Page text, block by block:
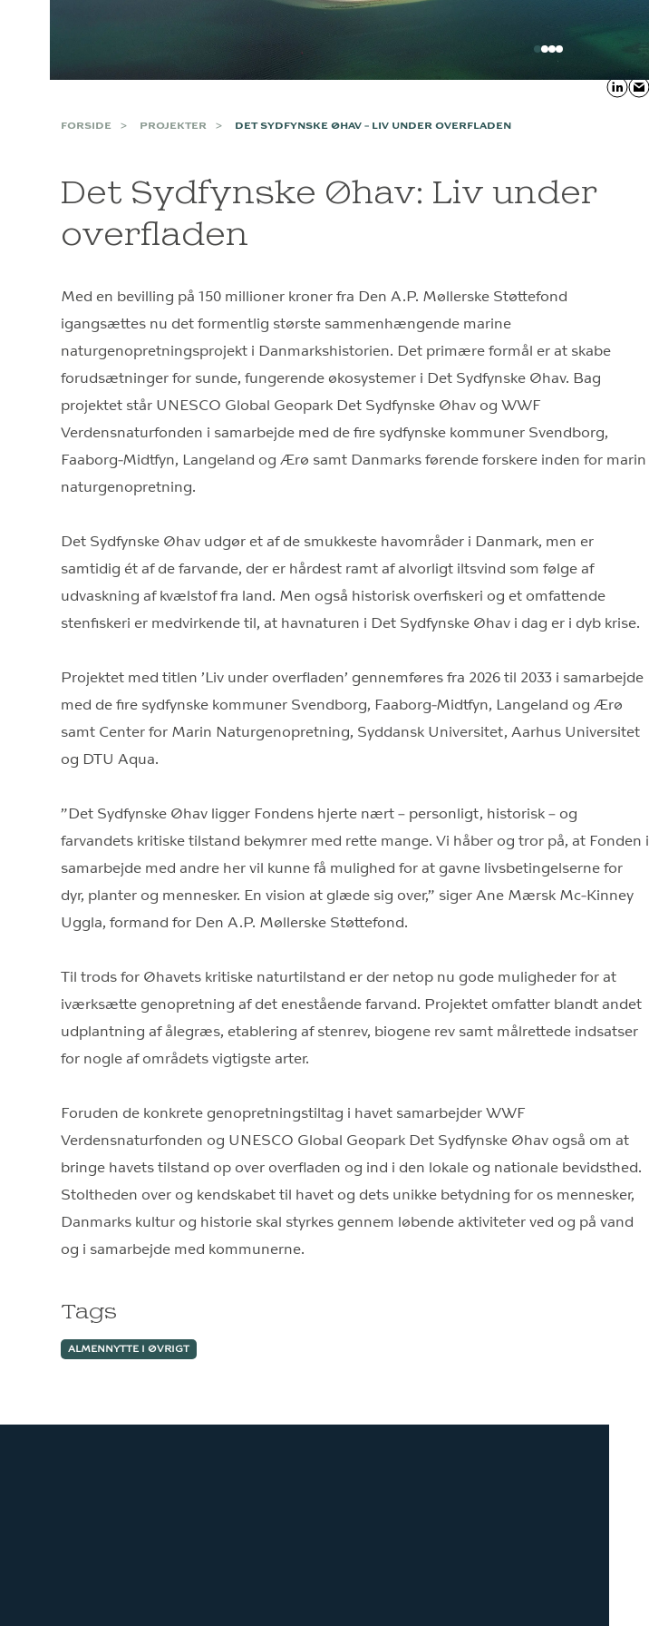
FORSIDE PROJEKTER DET SYDFYNSKE ØHAV – LIV UNDER OVERFLADEN
Det Sydfynske Øhav: Liv under
overfladen
Med en bevilling på 150 millioner kroner fra Den A.P. Møllerske Støttefond
igangsættes nu det formentlig største sammenhængende marine
naturgenopretningsprojekt i Danmarkshistorien. Det primære formål er at skabe
forudsætninger for sunde, fungerende økosystemer i Det Sydfynske Øhav. Bag
projektet står UNESCO Global Geopark Det Sydfynske Øhav og WWF
Verdensnaturfonden i samarbejde med de fire sydfynske kommuner Svendborg,
Faaborg-Midtfyn, Langeland og Ærø samt Danmarks førende forskere inden for marin
naturgenopretning.
Det Sydfynske Øhav udgør et af de smukkeste havområder i Danmark, men er
samtidig ét af de farvande, der er hårdest ramt af alvorligt iltsvind som følge af
udvaskning af kvælstof fra land. Men også historisk overfiskeri og et omfattende
stenfiskeri er medvirkende til, at havnaturen i Det Sydfynske Øhav i dag er i dyb krise.
Projektet med titlen ’Liv under overfladen’ gennemføres fra 2026 til 2033 i samarbejde
med de fire sydfynske kommuner Svendborg, Faaborg-Midtfyn, Langeland og Ærø
samt Center for Marin Naturgenopretning, Syddansk Universitet, Aarhus Universitet
og DTU Aqua.
”Det Sydfynske Øhav ligger Fondens hjerte nært – personligt, historisk – og
farvandets kritiske tilstand bekymrer med rette mange. Vi håber og tror på, at Fonden i
samarbejde med andre her vil kunne få mulighed for at gavne livsbetingelserne for
dyr, planter og mennesker. En vision at glæde sig over,” siger Ane Mærsk Mc-Kinney
Uggla, formand for Den A.P. Møllerske Støttefond.
Til trods for Øhavets kritiske naturtilstand er der netop nu gode muligheder for at
iværksætte genopretning af det enestående farvand. Projektet omfatter blandt andet
udplantning af ålegræs, etablering af stenrev, biogene rev samt målrettede indsatser
for nogle af områdets vigtigste arter.
Foruden de konkrete genopretningstiltag i havet samarbejder WWF
Verdensnaturfonden og UNESCO Global Geopark Det Sydfynske Øhav også om at
bringe havets tilstand op over overfladen og ind i den lokale og nationale bevidsthed.
Stoltheden over og kendskabet til havet og dets unikke betydning for os mennesker,
Danmarks kultur og historie skal styrkes gennem løbende aktiviteter ved og på vand
og i samarbejde med kommunerne.
Tags
ALMENNYTTE I ØVRIGT